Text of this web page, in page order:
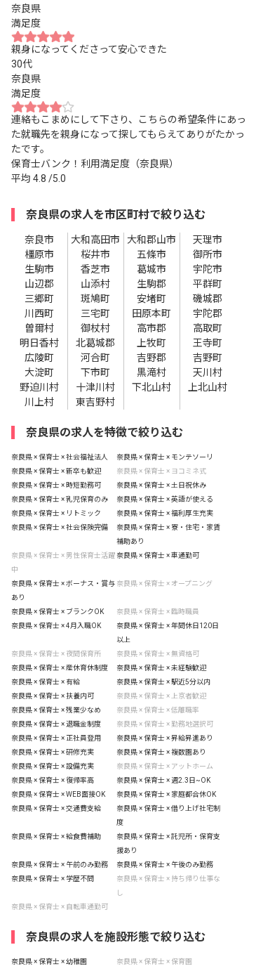
奈良県
満足度
親身になってくださって安心できた
30代
奈良県
満足度
連絡もこまめにして下さり、こちらの希望条件にあっ
た就職先を親身になって探してもらえてありがたかっ
たです。
保育士バンク！利用満足度（奈良県）
平均 4.8 /5.0
奈良県の求人を市区町村で絞り込む
奈良市 大和高田市 大和郡山市
天理市
橿原市
桜井市 五條市
御所市
生駒市
香芝市 葛城市
宇陀市
山辺郡
山添村 生駒郡
平群町
三郷町
斑鳩町 安堵町
磯城郡
川西町
三宅町 田原本町
宇陀郡
曽爾村
御杖村 高市郡
高取町
明日香村
北葛城郡 上牧町
王寺町
広陵町
河合町 吉野郡
吉野町
大淀町
下市町 黒滝村
天川村
野迫川村
十津川村 下北山村
上北山村
川上村
東吉野村
奈良県の求人を特徴で絞り込む
奈良県 × 保育士 × 社会福祉法人
奈良県 × 保育士 × モンテソーリ
奈良県 × 保育士 × 新卒も歓迎
奈良県 × 保育士 × ヨコミネ式
奈良県 × 保育士 × 時短勤務可
奈良県 × 保育士 × 土日祝休み
奈良県 × 保育士 × 乳児保育のみ
奈良県 × 保育士 × 英語が使える
奈良県 × 保育士 × リトミック
奈良県 × 保育士 × 福利厚生充実
奈良県 × 保育士 × 社会保険完備
奈良県 × 保育士 × 寮・住宅・家賃
補助あり
奈良県 × 保育士 × 男性保育士活躍
中
奈良県 × 保育士 × 車通勤可
奈良県 × 保育士 × ボーナス・賞与
あり
奈良県 × 保育士 × オープニング
奈良県 × 保育士 × ブランクOK
奈良県 × 保育士 × 臨時職員
奈良県 × 保育士 × 4月入職OK
奈良県 × 保育士 × 年間休日120日
以上
奈良県 × 保育士 × 夜間保育所
奈良県 × 保育士 × 無資格可
奈良県 × 保育士 × 産休育休制度
奈良県 × 保育士 × 未経験歓迎
奈良県 × 保育士 × 有給
奈良県 × 保育士 × 駅近5分以内
奈良県 × 保育士 × 扶養内可
奈良県 × 保育士 × 上京者歓迎
奈良県 × 保育士 × 残業少なめ
奈良県 × 保育士 × 低離職率
奈良県 × 保育士 × 退職金制度
奈良県 × 保育士 × 勤務地選択可
奈良県 × 保育士 × 正社員登用
奈良県 × 保育士 × 昇給昇進あり
奈良県 × 保育士 × 研修充実
奈良県 × 保育士 × 複数園あり
奈良県 × 保育士 × 設備充実
奈良県 × 保育士 × アットホーム
奈良県 × 保育士 × 復帰率高
奈良県 × 保育士 × 週2.3日~OK
奈良県 × 保育士 × WEB面接OK
奈良県 × 保育士 × 家庭都合休OK
奈良県 × 保育士 × 交通費支給
奈良県 × 保育士 × 借り上げ社宅制
度
奈良県 × 保育士 × 給食費補助
奈良県 × 保育士 × 託児所・保育支
援あり
奈良県 × 保育士 × 午前のみ勤務
奈良県 × 保育士 × 午後のみ勤務
奈良県 × 保育士 × 学歴不問
奈良県 × 保育士 × 持ち帰り仕事な
し
奈良県 × 保育士 × 自転車通勤可
奈良県の求人を施設形態で絞り込む
奈良県 × 保育士 × 幼稚園 奈良県 × 保育士 × 保育園